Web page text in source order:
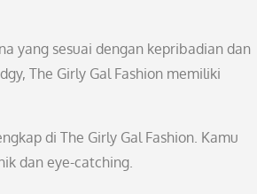
yang sesuai dengan kepribadian dan
The Girly Gal Fashion memiliki
di The Girly Gal Fashion. Kamu
dan eye-catching.